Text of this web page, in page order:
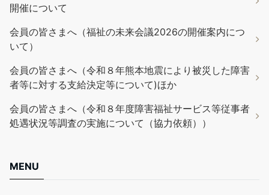
開催について
会員の皆さまへ（福祉の未来会議2026の開催案内につ
いて）
会員の皆さまへ（令和８年熊本地震により被災した障害
者等に対する支給決定等について)ほか
会員の皆さまへ（令和８年度障害福祉サービス等従事者
処遇状況等調査の実施について（協力依頼））
MENU